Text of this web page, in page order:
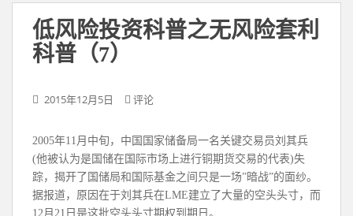
低风险投资科普之无风险套利
科普（7）
2015年12月5日 评论
2005年11月中旬，中国国家储备局一名关键交易员刘其兵
(他被认为是国储在国际市场上进行铜期货交易的代表)失
踪，揭开了国储局和国际基金之间只是一场”暗战”的面纱。
据报道，原因在于刘其兵在LME建立了大量的空头头寸，而
12月21日是这批空头头寸期权到期日。